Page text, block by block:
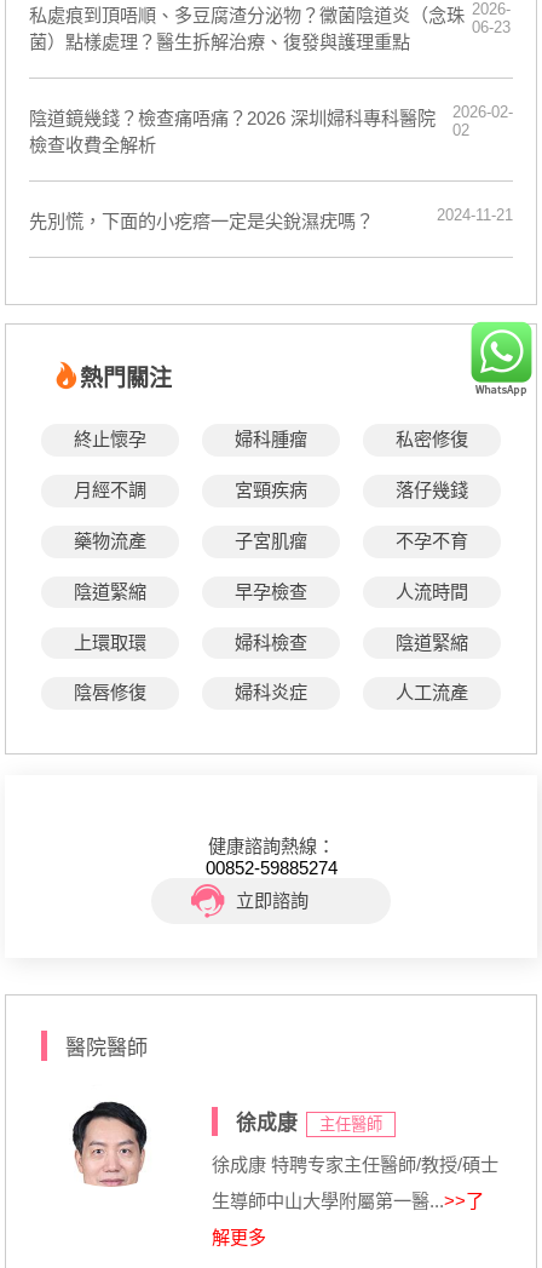
私處痕到頂唔順、多豆腐渣分泌物？黴菌陰道炎（念珠
菌）點樣處理？醫生拆解治療、復發與護理重點
2026-
06-23
陰道鏡幾錢？檢查痛唔痛？2026 深圳婦科專科醫院
檢查收費全解析
2026-02-
02
先別慌，下面的小疙瘩一定是尖銳濕疣嗎？ 2024-11-21
熱門關注
終止懷孕 婦科腫瘤 私密修復
月經不調 宮頸疾病 落仔幾錢
藥物流產 子宮肌瘤 不孕不育
陰道緊縮 早孕檢查 人流時間
上環取環 婦科檢查 陰道緊縮
陰唇修復 婦科炎症 人工流產
健康諮詢熱線：
00852-59885274
立即諮詢
醫院醫師
徐成康 主任醫師
徐成康 特聘专家主任醫師/教授/碩士
生導師中山大學附屬第一醫...>>了
解更多